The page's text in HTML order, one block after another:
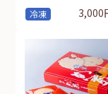
冷凍 3,000